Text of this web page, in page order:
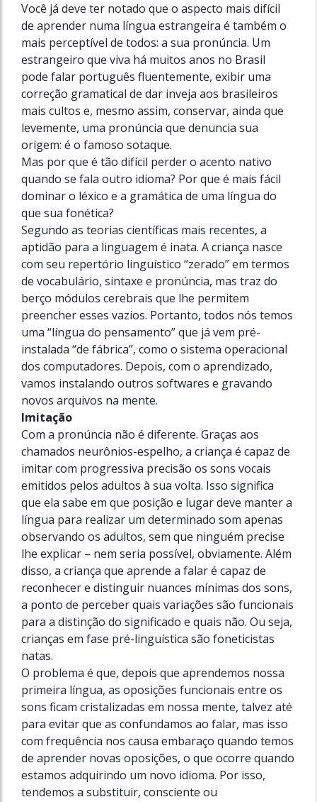
Você já deve ter notado que o aspecto mais difícil
de aprender numa língua estrangeira é também o
mais perceptível de todos: a sua pronúncia. Um
estrangeiro que viva há muitos anos no Brasil
pode falar português fluentemente, exibir uma
correção gramatical de dar inveja aos brasileiros
mais cultos e, mesmo assim, conservar, ainda que
levemente, uma pronúncia que denuncia sua
origem: é o famoso sotaque.
Mas por que é tão difícil perder o acento nativo
quando se fala outro idioma? Por que é mais fácil
dominar o léxico e a gramática de uma língua do
que sua fonética?
Segundo as teorias científicas mais recentes, a
aptidão para a linguagem é inata. A criança nasce
com seu repertório linguístico “zerado” em termos
de vocabulário, sintaxe e pronúncia, mas traz do
berço módulos cerebrais que lhe permitem
preencher esses vazios. Portanto, todos nós temos
uma “língua do pensamento” que já vem pré-
instalada “de fábrica”, como o sistema operacional
dos computadores. Depois, com o aprendizado,
vamos instalando outros softwares e gravando
novos arquivos na mente.
Imitação
Com a pronúncia não é diferente. Graças aos
chamados neurônios-espelho, a criança é capaz de
imitar com progressiva precisão os sons vocais
emitidos pelos adultos à sua volta. Isso significa
que ela sabe em que posição e lugar deve manter a
língua para realizar um determinado som apenas
observando os adultos, sem que ninguém precise
lhe explicar – nem seria possível, obviamente. Além
disso, a criança que aprende a falar é capaz de
reconhecer e distinguir nuances mínimas dos sons,
a ponto de perceber quais variações são funcionais
para a distinção do significado e quais não. Ou seja,
crianças em fase pré-linguística são foneticistas
natas.
O problema é que, depois que aprendemos nossa
primeira língua, as oposições funcionais entre os
sons ficam cristalizadas em nossa mente, talvez até
para evitar que as confundamos ao falar, mas isso
com frequência nos causa embaraço quando temos
de aprender novas oposições, o que ocorre quando
estamos adquirindo um novo idioma. Por isso,
tendemos a substituir, consciente ou